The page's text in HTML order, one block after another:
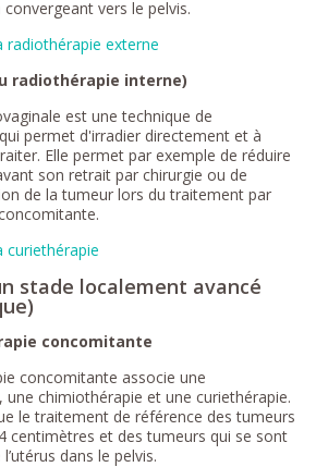
vers le pelvis.
radiothérapie externe
radiothérapie interne)
est une technique de
permet d'irradier directement et à
Elle permet par exemple de réduire
son retrait par chirurgie ou de
de la tumeur lors du traitement par
curiethérapie
stade localement avancé
concomitante
concomitante associe une
chimiothérapie et une curiethérapie.
le traitement de référence des tumeurs
centimètres et des tumeurs qui se sont
dans le pelvis.